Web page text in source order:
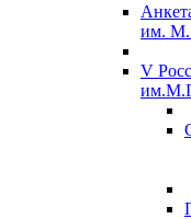
им. М.
V